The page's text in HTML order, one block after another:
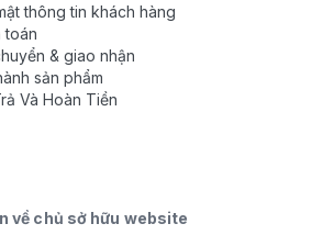
thông tin khách hàng
toán
& giao nhận
sản phẩm
Và Hoàn Tiền
về chủ sở hữu website